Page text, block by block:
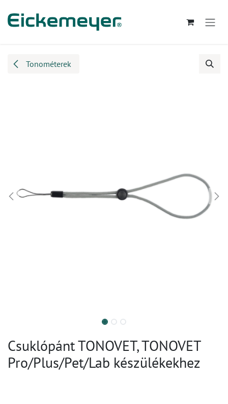
Tonométerek
Csuklópánt TONOVET, TONOVET
Pro/Plus/Pet/Lab készülékekhez